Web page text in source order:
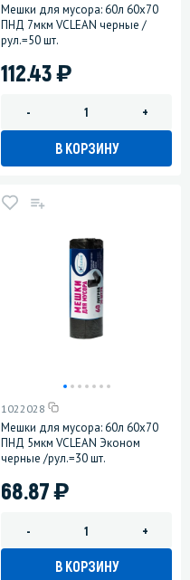
Мешки для мусора: 60л 60х70
ПНД 7мкм VCLEAN черные /
рул.=50 шт.
112.43)
- +
В КОРЗИНУ
1022028
Мешки для мусора: 60л 60х70
ПНД 5мкм VCLEAN Эконом
черные /рул.=30 шт.
68.87)
- +
В КОРЗИНУ